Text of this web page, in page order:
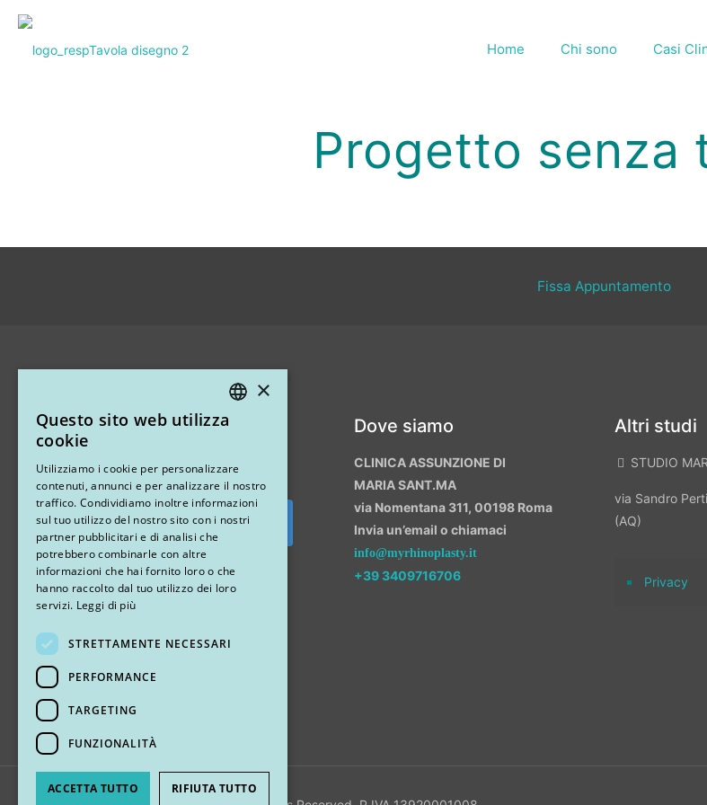
Home Chi sono Casi
Progetto senza
Fissa Appuntamento
Instagram
Segui su Instagram
Dove siamo
CLINICA ASSUNZIONE DI
MARIA SANT.MA
via Nomentana 311, 00198 Roma
Invia un’email o chiamaci
info@myrhinoplasty.it
+39 3409716706
Altri studi
STUDIO
via Sandro
(AQ)
Privacy
×
Questo sito web utilizza
cookie
Utilizziamo i cookie per personalizzare
contenuti, annunci e per analizzare il nostro
traffico. Condividiamo inoltre informazioni
sul tuo utilizzo del nostro sito con i nostri
partner pubblicitari e di analisi che
potrebbero combinarle con altre
informazioni che hai fornito loro o che
hanno raccolto dal tuo utilizzo dei loro
servizi. Leggi di più
STRETTAMENTE NECESSARI
PERFORMANCE
TARGETING
FUNZIONALITÀ
ACCETTA TUTTO RIFIUTA TUTTO